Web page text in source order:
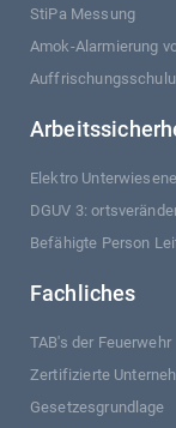
StiPa Messung
Amok-Alarmierung
Elektro
DGUV 3:
Befähigte Person
Fachliches
TAB's der Feuerwehr
Zertifizierte
Gesetzesgrundlage